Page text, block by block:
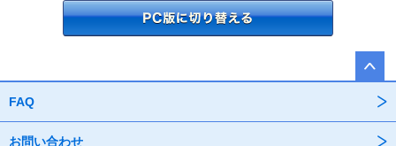
FAQ
お問い合わせ